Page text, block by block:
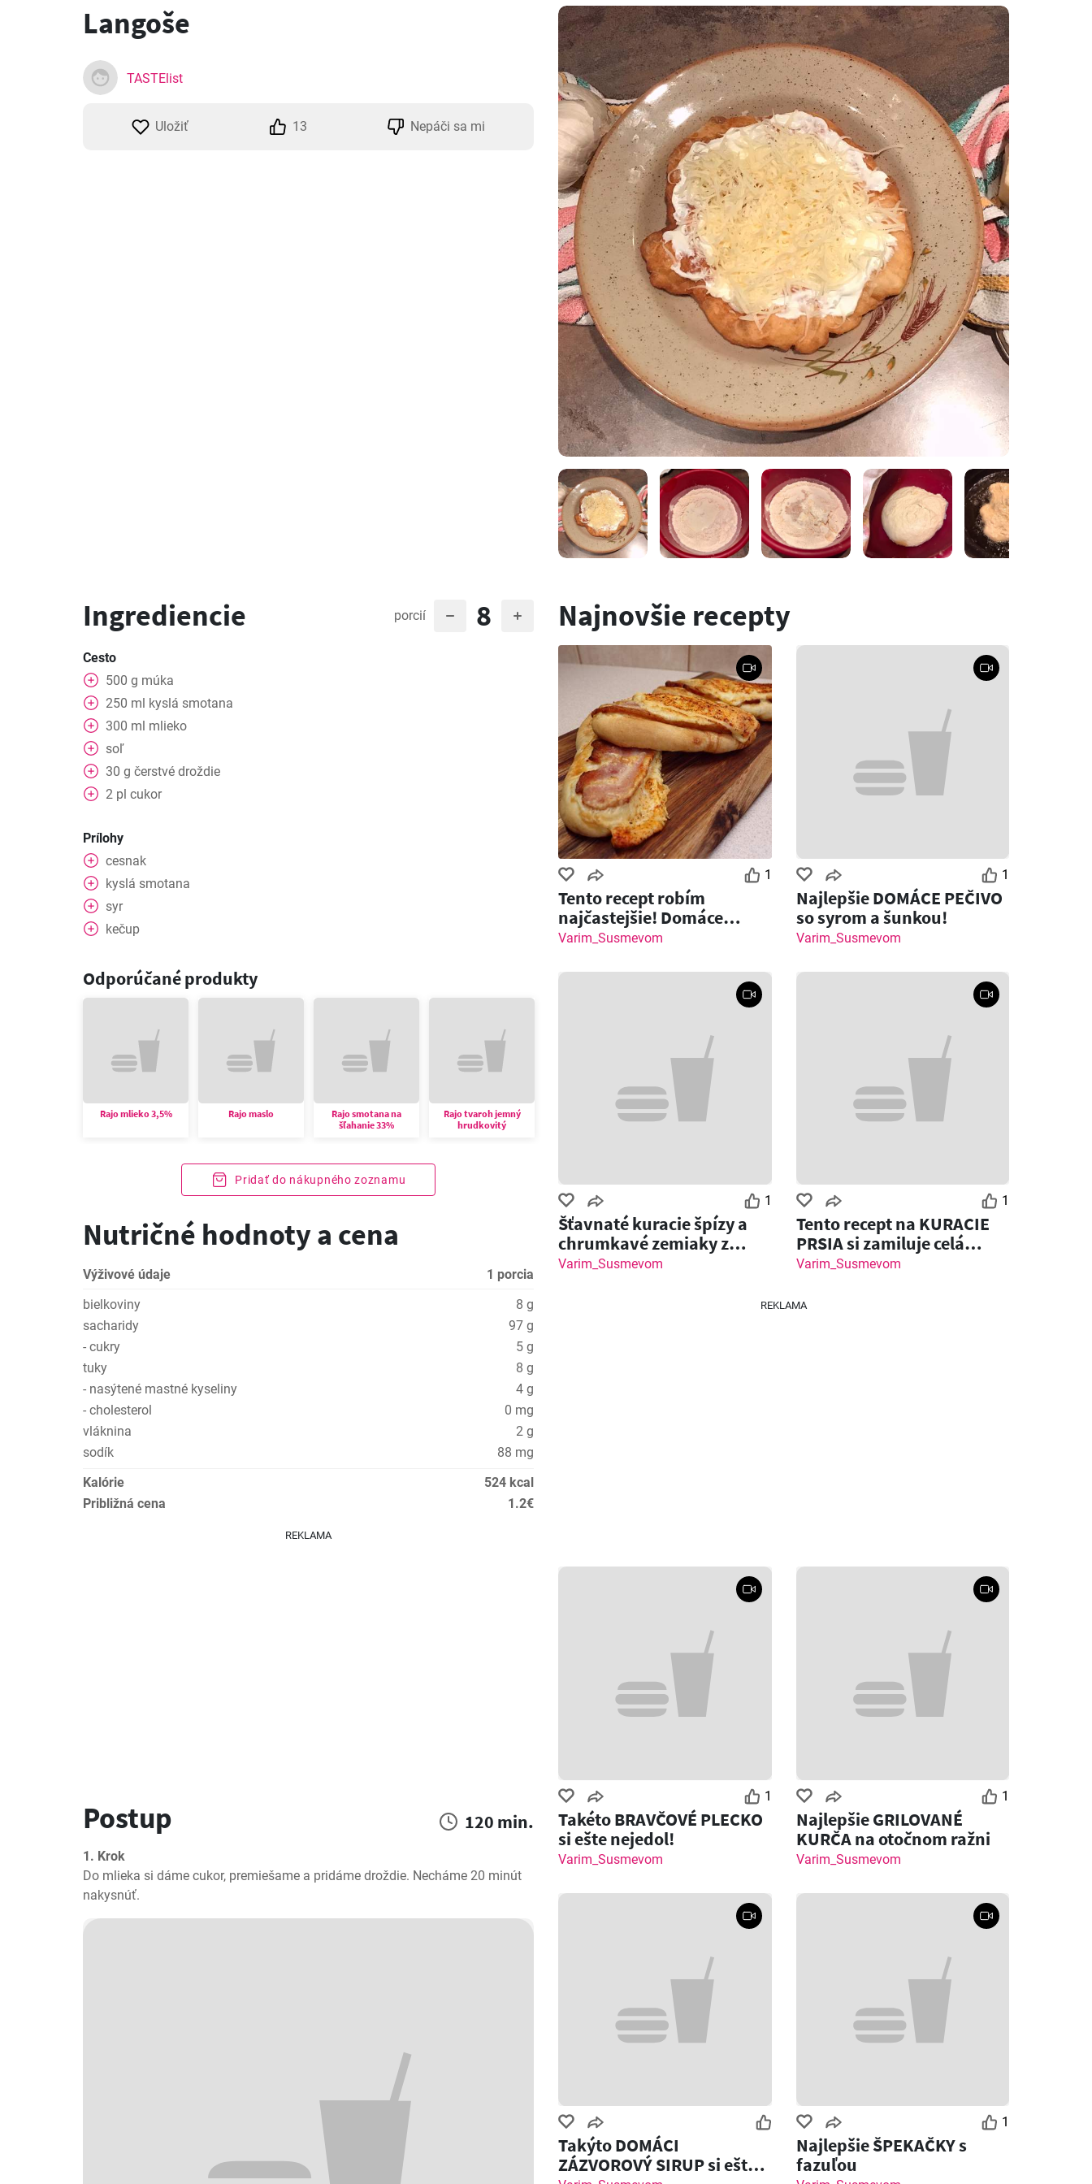
Langoše
TASTElist
Uložiť 13 Nepáči sa mi
Ingrediencie porcií 8
Cesto
500 g múka
250 ml kyslá smotana
300 ml mlieko
soľ
30 g čerstvé droždie
2 pl cukor
Prílohy
cesnak
kyslá smotana
syr
kečup
Odporúčané produkty
Rajo mlieko 3,5% Rajo maslo
Rajo smotana na
šľahanie 33%
Rajo tvaroh jemný
hrudkovitý
Pridať do nákupného zoznamu
Nutričné hodnoty a cena
Výživové údaje
1 porcia
bielkoviny
8 g
sacharidy
97 g
- cukry
5 g
tuky
8 g
- nasýtené mastné kyseliny
4 g
- cholesterol
0 mg
vláknina
2 g
sodík
88 mg
Kalórie
524 kcal
Približná cena
1.2€
REKLAMA
Postup 120 min.
1. Krok
Do mlieka si dáme cukor, premiešame a pridáme droždie. Necháme 20 minút
nakysnúť.
Najnovšie recepty
1
Tento recept robím
najčastejšie! Domáce
pečivo so slaninou a syrom
Varim_Susmevom
1
Najlepšie DOMÁCE PEČIVO
so syrom a šunkou!
Varim_Susmevom
1
Šťavnaté kuracie špízy a
chrumkavé zemiaky z
grilu!
Varim_Susmevom
1
Tento recept na KURACIE
PRSIA si zamiluje celá
rodina!
Varim_Susmevom
REKLAMA
1
Takéto BRAVČOVÉ PLECKO
si ešte nejedol!
Varim_Susmevom
1
Najlepšie GRILOVANÉ
KURČA na otočnom ražni
Varim_Susmevom
Takýto DOMÁCI
ZÁZVOROVÝ SIRUP si ešte
1
Najlepšie ŠPEKAČKY s
fazuľou